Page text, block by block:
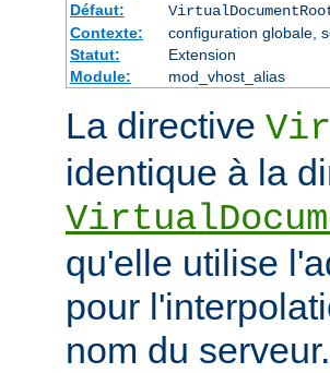
Défaut:
Contexte:
configuration globale,
Statut:
Extension
Module:
mod_vhost_alias
La directive
identique à la
qu'elle utilise
pour
nom du serveur.